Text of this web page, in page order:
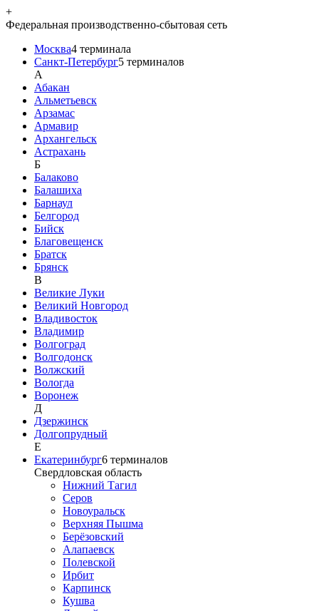
+
Федеральная производственно-сбытовая сеть
Москва4 терминала
Санкт-Петербург5 терминалов
A
Абакан
Альметьевск
Арзамас
Армавир
Архангельск
Астрахань
Б
Балаково
Балашиха
Барнаул
Белгород
Бийск
Благовещенск
Братск
Брянск
В
Великие Луки
Великий Новгород
Владивосток
Владимир
Волгоград
Волгодонск
Волжский
Вологда
Воронеж
Д
Дзержинск
Долгопрудный
Е
Екатеринбург6 терминалов
Свердловская область
Нижний Тагил
Серов
Новоуральск
Верхняя Пышма
Берёзовский
Алапаевск
Полевской
Ирбит
Карпинск
Кушва